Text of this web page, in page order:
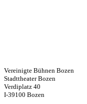
Vereinigte Bühnen Bozen
Stadttheater Bozen
Verdiplatz 40
I-39100 Bozen